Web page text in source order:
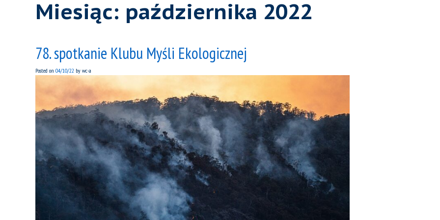
Miesiąc: października 2022
78. spotkanie Klubu Myśli Ekologicznej
Posted on 04/10/22 by wc-a